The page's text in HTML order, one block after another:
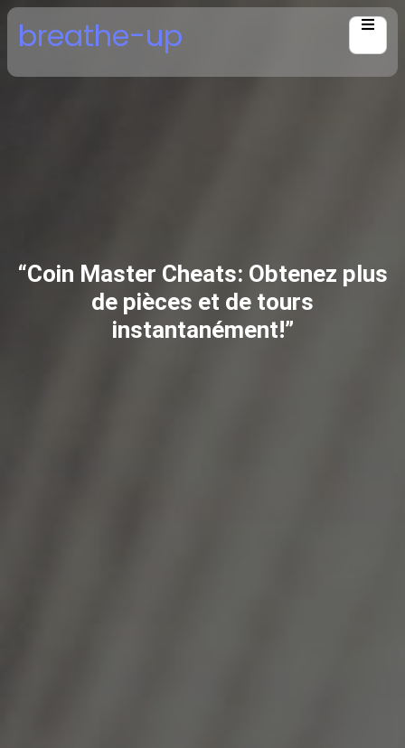
Skip
content
breathe-up
“Coin Master Cheats: Obtenez plus
de pièces et de tours
instantanément!”